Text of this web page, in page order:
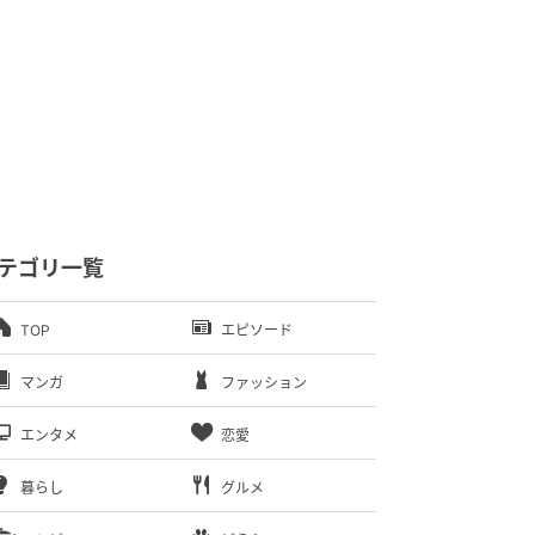
ゴリ一覧
TOP エピソード
マンガ ファッション
エンタメ 恋愛
暮らし グルメ